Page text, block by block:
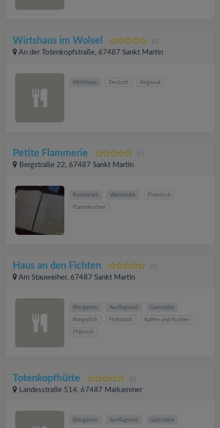
Wirtshaus im Wolsel (0)
An der Totenkopfstraße, 67487 Sankt Martin
Wirtshaus Deutsch Regional
Petite Flammerie (0)
Bergstraße 22, 67487 Sankt Martin
Restaurant Weinstube Elsässisch
Flammkuchen
Haus an den Fichten (0)
Am Stauweiher, 67487 Sankt Martin
Biergarten Ausflugsziel Gaststätte
Bürgerlich Frühstück Kaffee und Kuchen
Pfälzisch
Totenkopfhütte (0)
Landesstraße 514, 67487 Maikammer
Biergarten Ausflugsziel Gaststätte